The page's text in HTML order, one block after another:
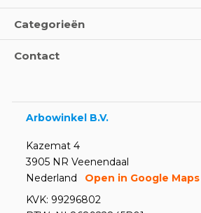
Categorieën
Contact
Arbowinkel B.V.
Kazemat 4
3905 NR Veenendaal
Nederland
Open in Google Maps
KVK: 99296802